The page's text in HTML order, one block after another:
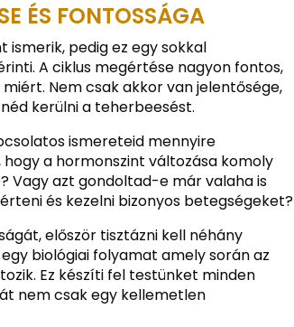
ÉS FONTOSSÁGA
ismerik, pedig ez egy sokkal
A ciklus megértése nagyon fontos,
Nem csak akkor van jelentősége,
kerülni a teherbeesést.
ismereteid mennyire
a hormonszint változása komoly
Vagy azt gondoltad-e már valaha is
és kezelni bizonyos betegségeket?
először tisztázni kell néhány
biológiai folyamat amely során az
Ez készíti fel testünket minden
nem csak egy kellemetlen